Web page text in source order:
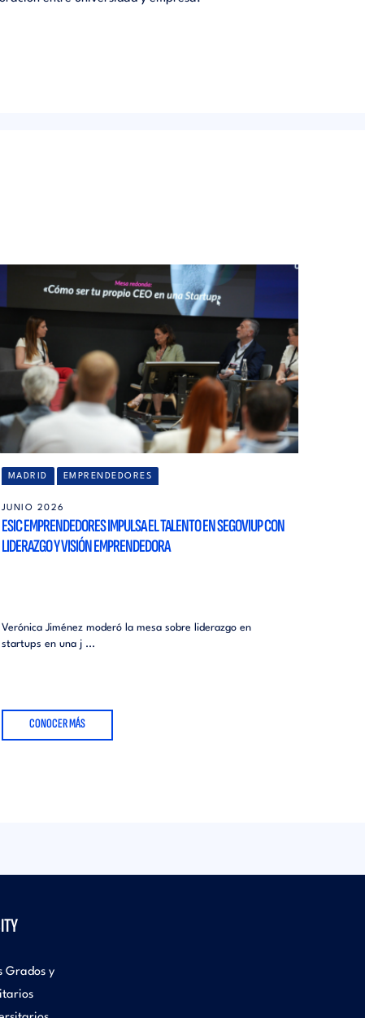
MADRID EMPRENDEDORES
JUNIO 2026
ESIC EMPRENDEDORES IMPULSA EL TALENTO EN SEGOVIUP CON
LIDERAZGO Y VISIÓN EMPRENDEDORA
Verónica Jiménez moderó la mesa sobre liderazgo en
startups en una j ...
CONOCER MÁS
Grados y